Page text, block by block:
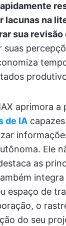
lacunas na
sua
aprimora a
de IA
Ele
as
integra
espaço de
o
do seu